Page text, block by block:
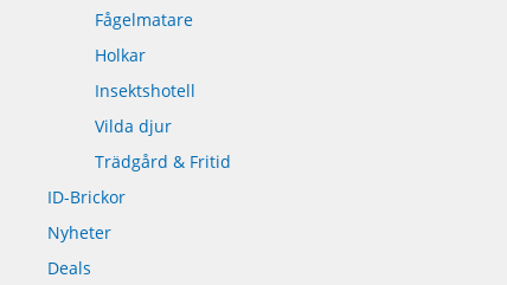
Fågelmatare
Holkar
Insektshotell
Vilda djur
Trädgård & Fritid
ID-Brickor
Nyheter
Deals